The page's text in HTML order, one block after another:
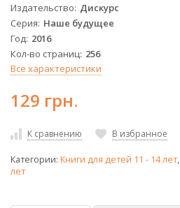
Издательство Дискурс
Серия Наше будущее
Год 2016
Кол-во страниц 256
Все характеристики
129 грн.
К сравнению В избранное
Категории: Книги для детей 11 - 14 лет,
лет